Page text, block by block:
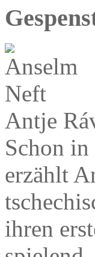
Antje
Schon in
erzählt
ihren